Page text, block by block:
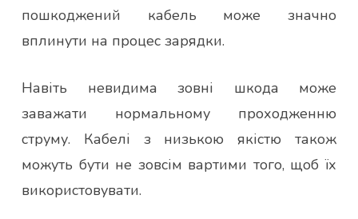
пошкоджений кабель може значно
вплинути на процес зарядки.
Навіть невидима зовні шкода може
заважати нормальному проходженню
струму. Кабелі з низькою якістю також
можуть бути не зовсім вартими того, щоб їх
використовувати.